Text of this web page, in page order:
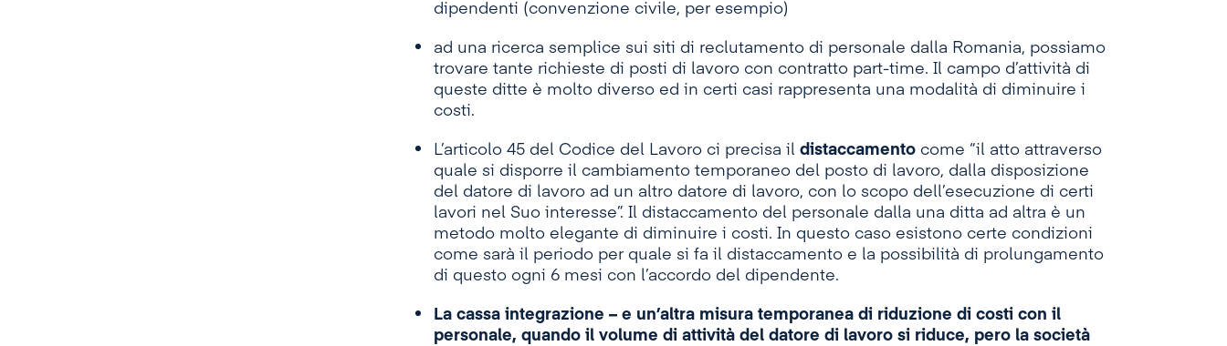
dipendenti (convenzione civile, per esempio)
ad una ricerca semplice sui siti di reclutamento di personale dalla Romania, possiamo
trovare tante richieste di posti di lavoro con contratto part-time. Il campo d’attività di
queste ditte è molto diverso ed in certi casi rappresenta una modalità di diminuire i
costi.
L’articolo 45 del Codice del Lavoro ci precisa il distaccamento come “il atto attraverso
quale si disporre il cambiamento temporaneo del posto di lavoro, dalla disposizione
del datore di lavoro ad un altro datore di lavoro, con lo scopo dell’esecuzione di certi
lavori nel Suo interesse”. Il distaccamento del personale dalla una ditta ad altra è un
metodo molto elegante di diminuire i costi. In questo caso esistono certe condizioni
come sarà il periodo per quale si fa il distaccamento e la possibilità di prolungamento
di questo ogni 6 mesi con l’accordo del dipendente.
La cassa integrazione – e un’altra misura temporanea di riduzione di costi con il
personale, quando il volume di attività del datore di lavoro si riduce, pero la società